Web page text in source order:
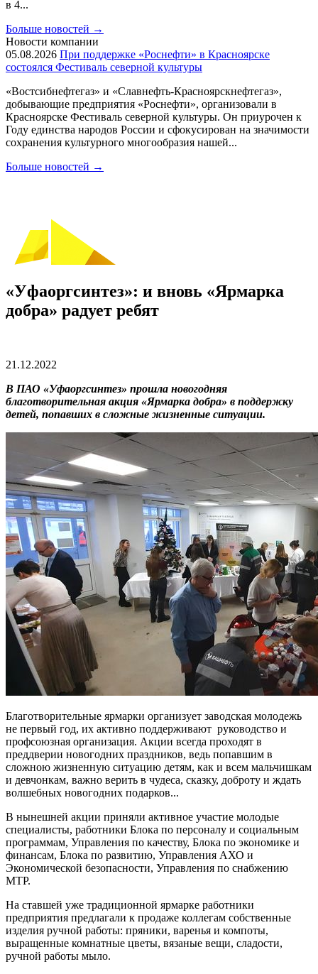
в 4...
Больше новостей →
Новости компании
05.08.2026 При поддержке «Роснефти» в Красноярске
состоялся Фестиваль северной культуры
«Востсибнефтегаз» и «Славнефть-Красноярскнефтегаз»,
добывающие предприятия «Роснефти», организовали в
Красноярске Фестиваль северной культуры. Он приурочен к
Году единства народов России и сфокусирован на значимости
сохранения культурного многообразия нашей...
Больше новостей →
«Уфаоргсинтез»: и вновь «Ярмарка
добра» радует ребят
21.12.2022
В ПАО «Уфаоргсинтез» прошла новогодняя
благотворительная акция «Ярмарка добра» в поддержку
детей, попавших в сложные жизненные ситуации.
Благотворительные ярмарки организует заводская молодежь
не первый год, их активно поддерживают руководство и
профсоюзная организация. Акции всегда проходят в
преддверии новогодних праздников, ведь попавшим в
сложною жизненную ситуацию детям, как и всем мальчишкам
и девчонкам, важно верить в чудеса, сказку, доброту и ждать
волшебных новогодних подарков...
В нынешней акции приняли активное участие молодые
специалисты, работники Блока по персоналу и социальным
программам, Управления по качеству, Блока по экономике и
финансам, Блока по развитию, Управления АХО и
Экономической безопасности, Управления по снабжению
МТР.
На ставшей уже традиционной ярмарке работники
предприятия предлагали к продаже коллегам собственные
изделия ручной работы: пряники, варенья и компоты,
выращенные комнатные цветы, вязаные вещи, сладости,
ручной работы мыло.